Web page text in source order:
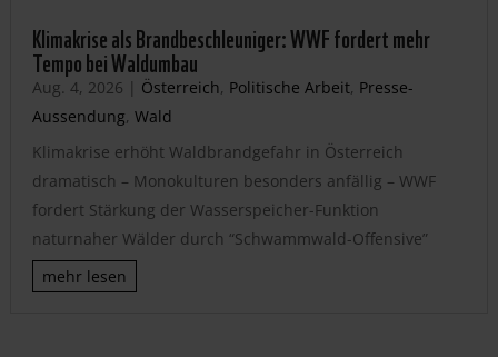
Klimakrise als Brandbeschleuniger: WWF fordert mehr
Tempo bei Waldumbau
Aug. 4, 2026 | Österreich, Politische Arbeit, Presse-
Aussendung, Wald
Klimakrise erhöht Waldbrandgefahr in Österreich
dramatisch – Monokulturen besonders anfällig – WWF
fordert Stärkung der Wasserspeicher-Funktion
naturnaher Wälder durch “Schwammwald-Offensive”
mehr lesen